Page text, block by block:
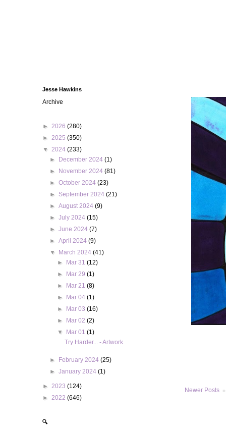
Newer Posts
Jesse Hawkins
Archive
► 2026 (280)
► 2025 (350)
▼ 2024 (233)
►
December 2024(1)
►
November 2024(81)
►October 2024(23)
► September 2024(21)
►August 2024(9)
►July 2024(15)
►June 2024(7)
►April 2024(9)
▼
March 2024(41)
►
Mar 31 (12)
►
Mar 29 (1)
►
Mar 21 (8)
►
Mar 04 (1)
►
Mar 03 (16)
►
Mar 02 (2)
▼
Mar 01 (1)
Try Harder... - Artwork
► February 2024(25)
►January 2024(1)
► 2023 (124)
► 2022 (646)
🔍